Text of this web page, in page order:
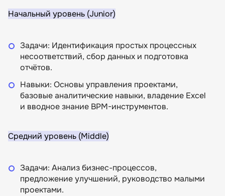
Начальный уровень (Junior)
Задачи: Идентификация простых процессных
несоответствий, сбор данных и подготовка
отчётов.
Навыки: Основы управления проектами,
базовые аналитические навыки, владение Excel
и вводное знание BPM-инструментов.
Средний уровень (Middle)
Задачи: Анализ бизнес-процессов,
предложение улучшений, руководство малыми
проектами.